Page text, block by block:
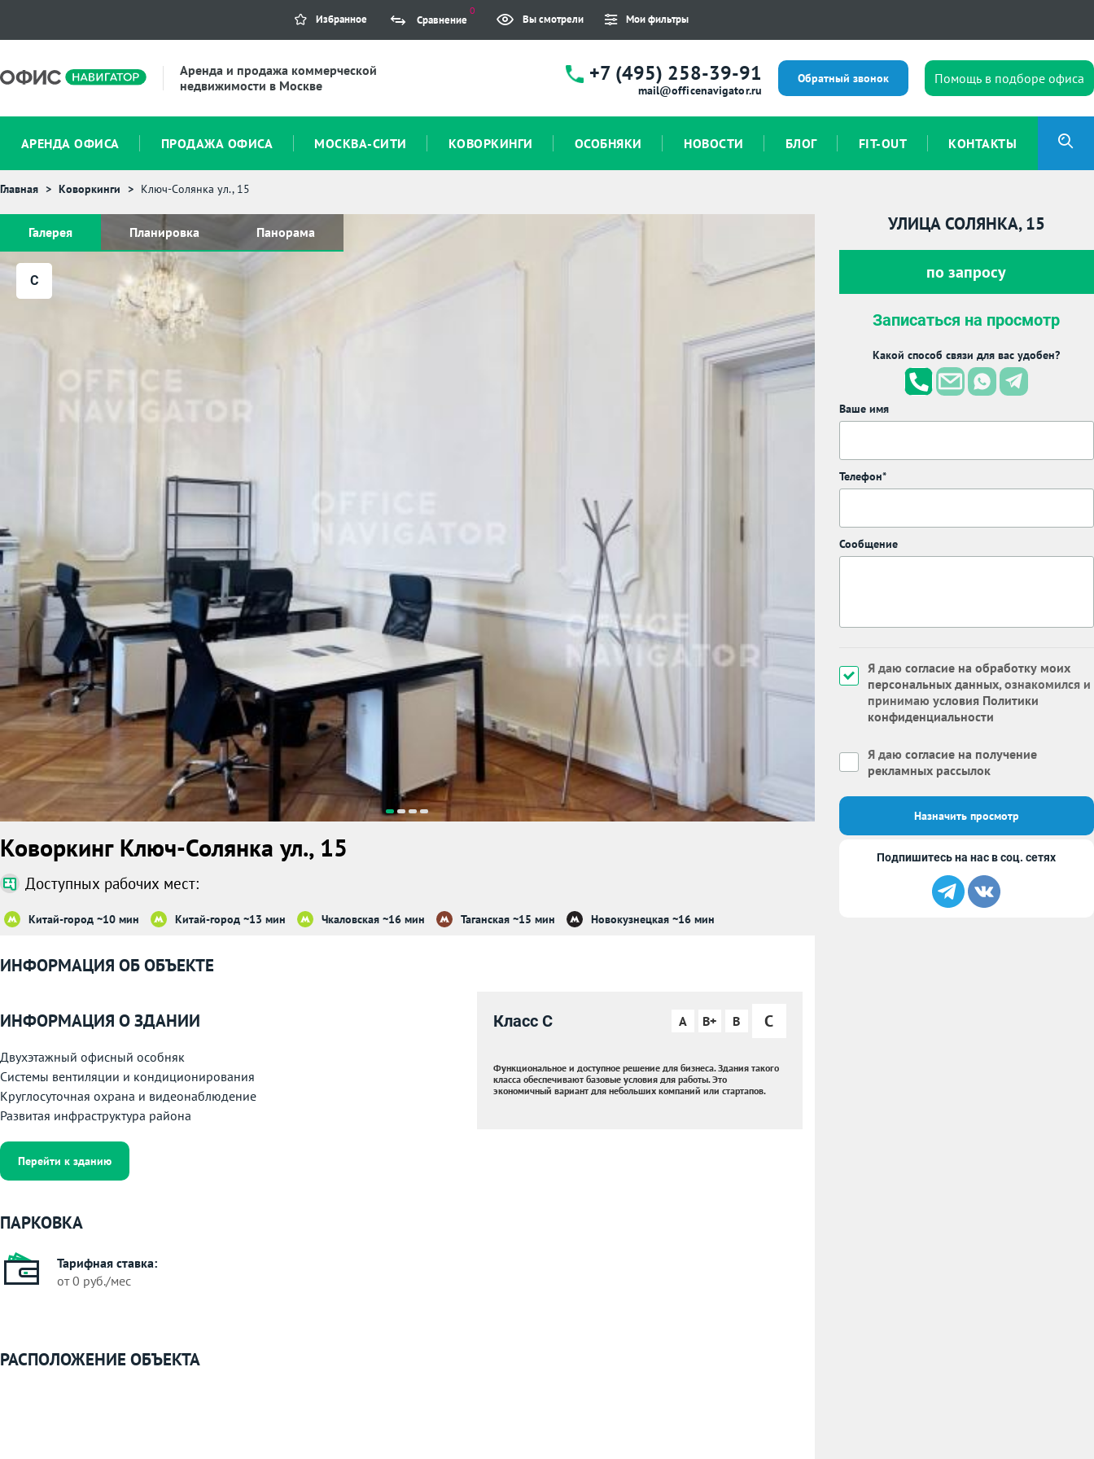
Избранное Сравнение
0
Вы смотрели Мои фильтры
Аренда и продажа коммерческой
недвижимости в Москве
+7 (495) 258-39-91
mail@officenavigator.ru
Обратный звонок Помощь в подборе офиса
АРЕНДА ОФИСА ПРОДАЖА ОФИСА МОСКВА-СИТИ КОВОРКИНГИ ОСОБНЯКИ НОВОСТИ БЛОГ FIT-OUT КОНТАКТЫ
Главная Коворкинги Ключ-Солянка ул., 15
Галерея Планировка Панорама
C
Коворкинг Ключ-Солянка ул., 15
Доступных рабочих мест:
Китай-город ~10 мин Китай-город ~13 мин Чкаловская ~16 мин Таганская ~15 мин Новокузнецкая ~16 мин
ИНФОРМАЦИЯ ОБ ОБЪЕКТЕ
Класс C A B+ B C
Функциональное и доступное решение для бизнеса. Здания такого
класса обеспечивают базовые условия для работы. Это
экономичный вариант для небольших компаний или стартапов.
ИНФОРМАЦИЯ О ЗДАНИИ
Двухэтажный офисный особняк
Системы вентиляции и кондиционирования
Круглосуточная охрана и видеонаблюдение
Развитая инфраструктура района
Перейти к зданию
ПАРКОВКА
Тарифная ставка:
от 0 руб./мес
РАСПОЛОЖЕНИЕ ОБЪЕКТА
УЛИЦА СОЛЯНКА, 15
по запросу
Записаться на просмотр
Какой способ связи для вас удобен?
Ваше имя
Телефон*
Сообщение
Я даю согласие на обработку моих
персональных данных, ознакомился и
принимаю условия Политики
конфиденциальности
Я даю согласие на получение
рекламных рассылок
Назначить просмотр
Подпишитесь на нас в соц. сетях